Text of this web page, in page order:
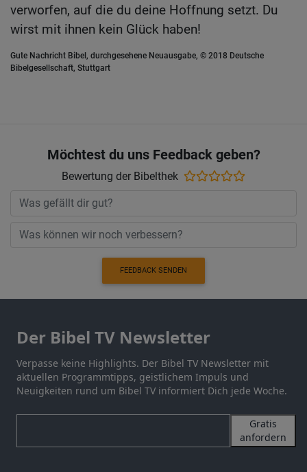
verworfen, auf die du deine Hoffnung setzt. Du
wirst mit ihnen kein Glück haben!
Gute Nachricht Bibel, durchgesehene Neuausgabe, © 2018 Deutsche
Bibelgesellschaft, Stuttgart
Möchtest du uns Feedback geben?
Bewertung der Bibelthek
FEEDBACK SENDEN
Der Bibel TV Newsletter
Verpasse keine Highlights. Der Bibel TV Newsletter mit
aktuellen Programmtipps, geistlichem Impuls und
Neuigkeiten rund um Bibel TV informiert Dich jede Woche.
Gratis
anfordern